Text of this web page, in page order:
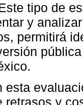
tipo de
y
permitirá
esta